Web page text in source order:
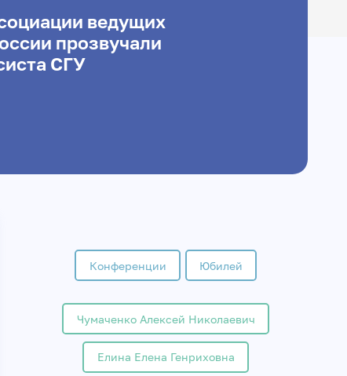
ведущих
прозвучали
СГУ
Конференции Юбилей
Чумаченко Алексей Николаевич
Елина Елена Генриховна